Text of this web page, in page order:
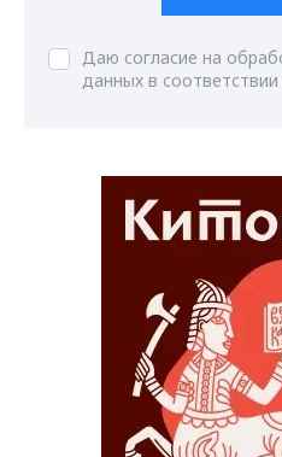
Даю согласие на
данных в